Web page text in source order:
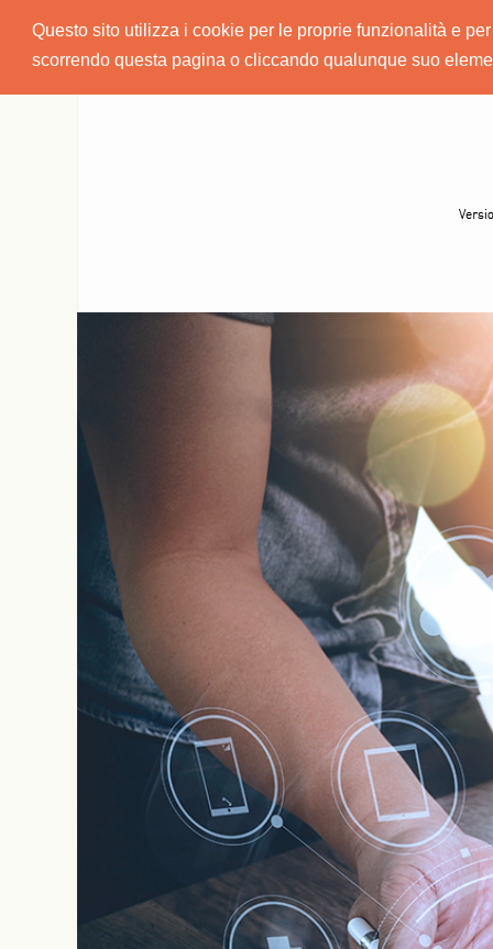
Questo sito utilizza i cookie per le proprie funzionalità e
scorrendo questa pagina o cliccando qualunque suo